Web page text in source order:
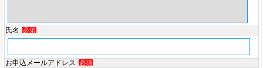
氏名 必須
お申込メールアドレス 必須